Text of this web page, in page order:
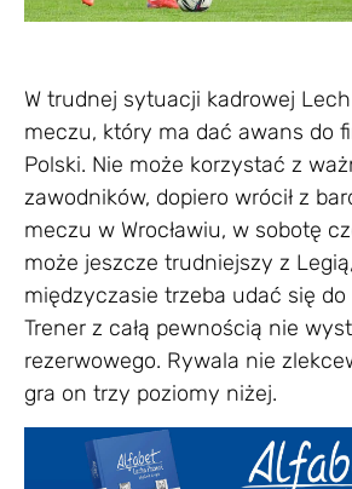
W trudnej sytuacji kadrowej
meczu, który ma dać awans do
Polski. Nie może korzystać z
zawodników, dopiero wrócił z
meczu w Wrocławiu, w sobotę
może jeszcze trudniejszy z
międzyczasie trzeba udać się do
Trener z całą pewnością nie
rezerwowego. Rywala nie
gra on trzy poziomy niżej.